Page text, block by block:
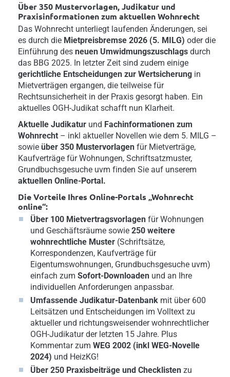
Über 350 Mustervorlagen, Judikatur und
Praxisinformationen zum aktuellen Wohnrecht
Das Wohnrecht unterliegt laufenden Änderungen, sei
es durch die Mietpreisbremse 2026 (5. MILG) oder die
Einführung des neuen Umwidmungszuschlags durch
das BBG 2025. In letzter Zeit sind zudem einige
gerichtliche Entscheidungen zur Wertsicherung in
Mietverträgen ergangen, die teilweise für
Rechtsunsicherheit in der Praxis gesorgt haben. Ein
aktuelles OGH-Judikat schafft nun Klarheit.
Aktuelle Judikatur und Fachinformationen zum
Wohnrecht – inkl aktueller Novellen wie dem 5. MILG –
sowie über 350 Mustervorlagen für Mietverträge,
Kaufverträge für Wohnungen, Schriftsatzmuster,
Grundbuchsgesuche uvm finden Sie auf unserem
aktuellen Online-Portal.
Die Vorteile Ihres Online-Portals „Wohnrecht
online“:
Über 100 Mietvertragsvorlagen für Wohnungen
und Geschäftsräume sowie 250 weitere
wohnrechtliche Muster (Schriftsätze,
Korrespondenzen, Kaufverträge für
Eigentumswohnungen, Grundbuchsgesuche uvm)
einfach zum Sofort-Downloaden und an Ihre
individuellen Anforderungen anpassbar.
Umfassende Judikatur-Datenbank mit über 600
Leitsätzen und Entscheidungen im Volltext zu
aktueller und richtungsweisender wohnrechtlicher
OGH-Judikatur der letzten 15 Jahre. Plus
Kommentar zum WEG 2002 (inkl WEG-Novelle
2024) und HeizKG!
Über 250 Praxisbeiträge und Checklisten zu